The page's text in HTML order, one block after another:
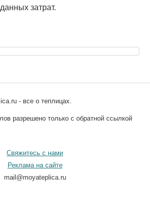
затрат.
- все о теплицах.
разрешено только с обратной ссылкой
Свяжитесь с нами
Реклама на сайте
mail@moyateplica.ru